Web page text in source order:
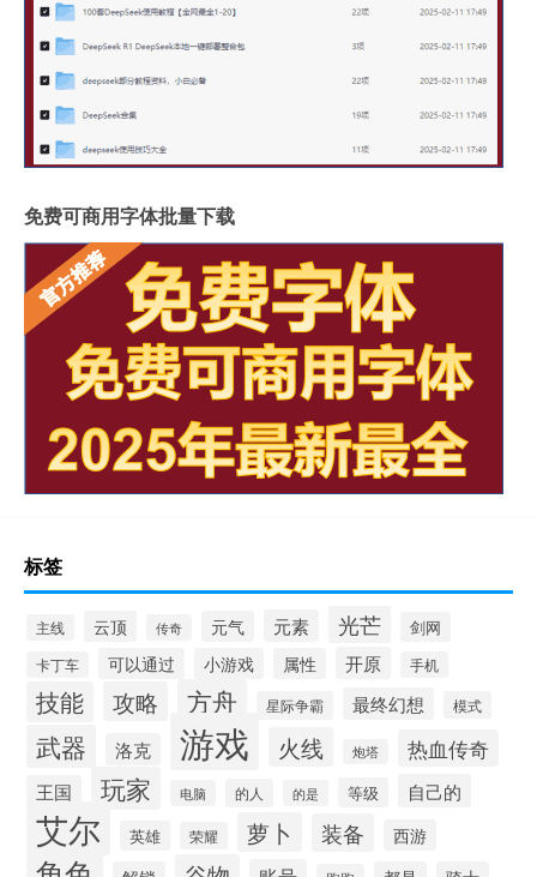
免费可商用字体批量下载
标签
主线 云顶 传奇 元气 元素 光芒 剑网
卡丁车 可以通过 小游戏 属性 开原 手机
技能 攻略 方舟 星际争霸 最终幻想 模式
武器 洛克 游戏 火线 炮塔 热血传奇
王国 玩家 电脑 的人 的是 等级 自己的
艾尔 英雄 荣耀 萝卜 装备 西游